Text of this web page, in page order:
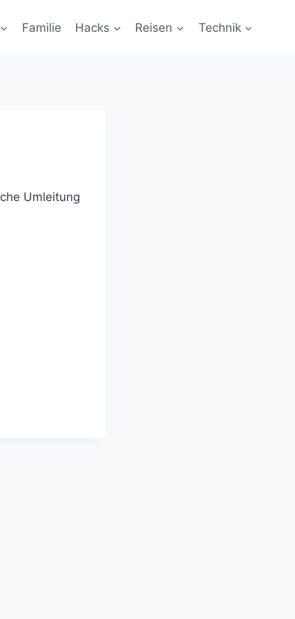
Familie Hacks Reisen Technik
Umleitung